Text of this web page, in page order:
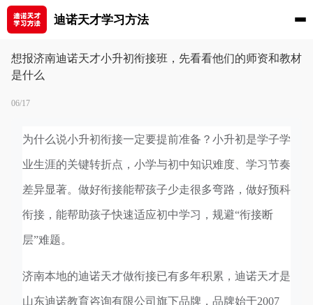
迪诺天才学习方法
想报济南迪诺天才小升初衔接班，先看看他们的师资和教材
是什么
06/17
为什么说小升初衔接一定要提前准备？小升初是学子学
业生涯的关键转折点，小学与初中知识难度、学习节奏
差异显著。做好衔接能帮孩子少走很多弯路，做好预科
衔接，能帮助孩子快速适应初中学习，规避“衔接断
层”难题。
济南本地的迪诺天才做衔接已有多年积累，迪诺天才是
山东迪诺教育咨询有限公司旗下品牌，品牌始于2007